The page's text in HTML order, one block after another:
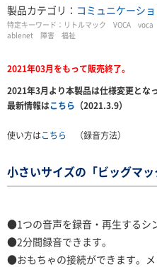
製品カテゴリ： コミュニケーシ
特定キーワード： リトルマック VOCA
ablenet 障害 福祉
2021年03月をもって販売終了。
2021年3月より本製品は仕様変更とな
最新情報はこちら （2021.3.9）
使い方はこちら （録音方法）
小さいサイズの「ビッグマッ
●1つの音声を録音・再生するシ
●2分間録音できます。
●おもちゃの接続ができます。